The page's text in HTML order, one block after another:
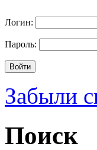
Логин:
Пароль:
Забыли
Поиск